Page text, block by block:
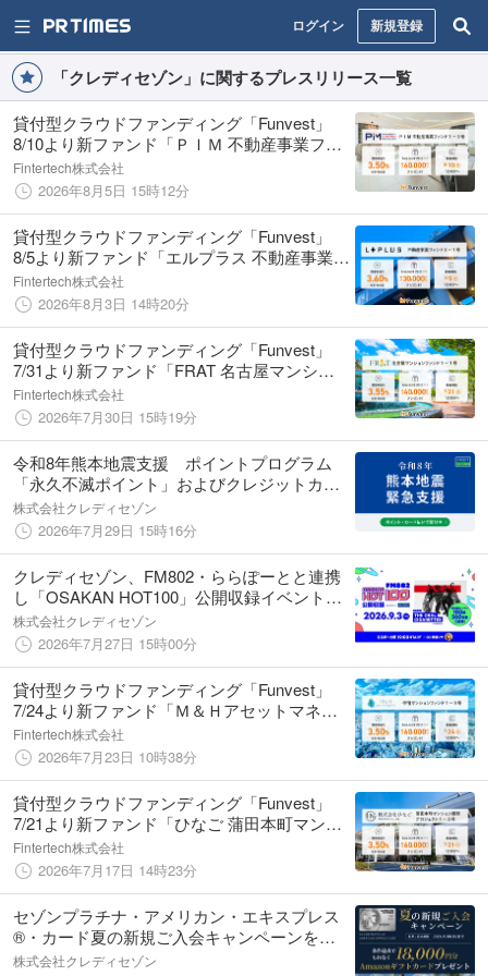
ログイン 新規登録
「クレディセゾン」に関するプレスリリース一覧
貸付型クラウドファンディング「Funvest」
8/10より新ファンド「ＰＩＭ 不動産事業ファ
ンド１－３号」の募集開始
Fintertech株式会社
2026年8月5日 15時12分
貸付型クラウドファンディング「Funvest」
8/5より新ファンド「エルプラス 不動産事業フ
ァンド２－１号」の募集開始
Fintertech株式会社
2026年8月3日 14時20分
貸付型クラウドファンディング「Funvest」
7/31より新ファンド「FRAT 名古屋マンショ
ンファンド１－１号」の募集開始
Fintertech株式会社
2026年7月30日 15時19分
令和8年熊本地震支援 ポイントプログラム
「永久不滅ポイント」およびクレジットカー
ド決済による募金／ふるさと納税寄付受付を
開始
株式会社クレディセゾン
2026年7月29日 15時16分
クレディセゾン、FM802・ららぽーとと連携
し「OSAKAN HOT100」公開収録イベントを
9月3日に開催
株式会社クレディセゾン
2026年7月27日 15時00分
貸付型クラウドファンディング「Funvest」
7/24より新ファンド「Ｍ＆Ｈアセットマネジ
メント 仲宿マンションファンド１－３号」の
募集開始
Fintertech株式会社
2026年7月23日 10時38分
貸付型クラウドファンディング「Funvest」
7/21より新ファンド「ひなご 蒲田本町マンシ
ョン開発プロジェクト１－３号」の募集開始
Fintertech株式会社
2026年7月17日 14時23分
セゾンプラチナ・アメリカン・エキスプレス
®︎・カード夏の新規ご入会キャンペーンを実
施
株式会社クレディセゾン